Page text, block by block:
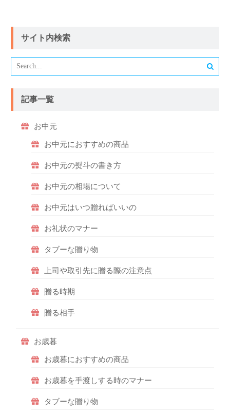
サイト内検索
記事一覧
お中元
お中元におすすめの商品
お中元の熨斗の書き方
お中元の相場について
お中元はいつ贈ればいいの
お礼状のマナー
タブーな贈り物
上司や取引先に贈る際の注意点
贈る時期
贈る相手
お歳暮
お歳暮におすすめの商品
お歳暮を手渡しする時のマナー
タブーな贈り物